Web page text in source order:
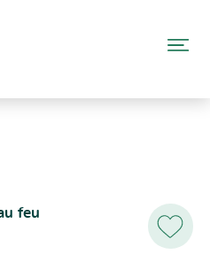
sur pivots linteaux GROOM
Ajoutez
feu